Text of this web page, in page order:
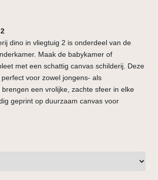
dino in vliegtuig 2 is onderdeel van de
Maak de babykamer of
met een schattig canvas schilderij. Deze
voor zowel jongens- als
een vrolijke, zachte sfeer in elke
geprint op duurzaam canvas voor